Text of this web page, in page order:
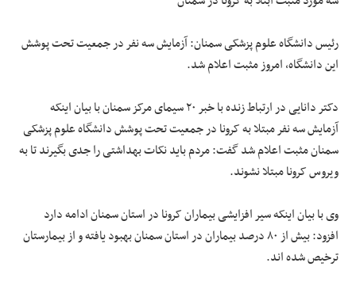
رئیس دانشگاه علوم پزشکی سمنان: آزمایش سه نفر در جمعیت تحت پوشش
این دانشگاه، امروز مثبت اعلام شد.
دکتر دانایی در ارتباط زنده با خبر ۲۰ سیمای مرکز سمنان با بیان اینکه
آزمایش سه نفر مبتلا به کرونا در جمعیت تحت پوشش دانشگاه علوم پزشکی
سمنان مثبت اعلام شد گفت: مردم باید نکات بهداشتی را جدی بگیرند تا به
ویروس کرونا مبتلا نشوند.
وی با بیان اینکه سیر افزایشی بیماران کرونا در استان سمنان ادامه دارد
افزود: بیش از ۸۰ درصد بیماران در استان سمنان بهبود یافته و از بیمارستان
ترخیص شده اند.